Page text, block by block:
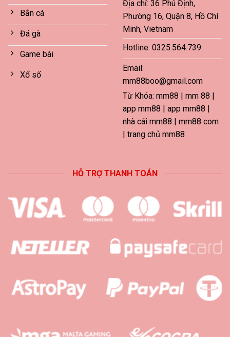
Bắn cá
Đá gà
Game bài
Xổ số
Địa chỉ: 36 Phú Định,
Phường 16, Quận 8, Hồ Chí
Minh, Vietnam
Hotline: 0325.564.739
Email:
mm88boo@gmail.com
Từ Khóa: mm88 | mm 88 |
app mm88 | app mm88 |
nhà cái mm88 | mm88 com
| trang chủ mm88
HỖ TRỢ THANH TOÁN